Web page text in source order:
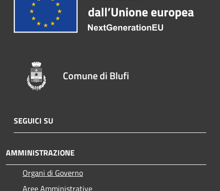
Comune di Blufi
SEGUICI SU
AMMINISTRAZIONE
Organi di Governo
Aree Amministrative